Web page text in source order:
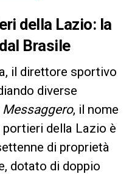
della Lazio: la
Brasile
il direttore sportivo
diverse
Messaggero, il nome
della Lazio è
di proprietà
dotato di doppio